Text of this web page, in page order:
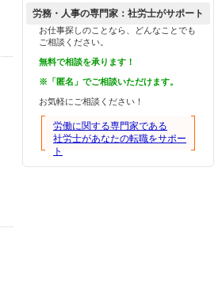
労務・人事の専門家：社労士がサポート
お仕事探しのことなら、どんなことでも
ご相談ください。
無料で相談を承ります！
※「匿名」でご相談いただけます。
お気軽にご相談ください！
労働に関する専門家である
社労士があなたの転職をサポー
ト